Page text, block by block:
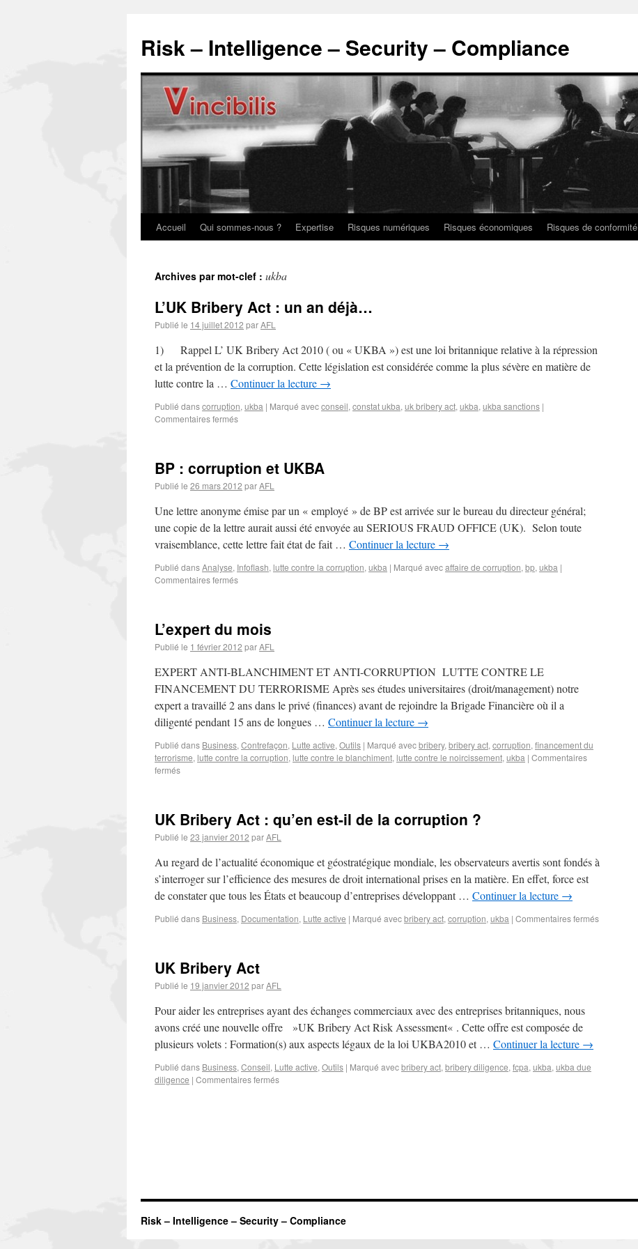
Risk – Intelligence – Security – Compliance
Accueil Qui sommes-nous ? Expertise Risques numériques Risques économiques Risques de conformité
Archives par mot-clef : ukba
L’UK Bribery Act : un an déjà…
Publié le 14 juillet 2012 parAFL
1) Rappel L’ UK Bribery Act 2010 ( ou « UKBA ») est une loi britannique relative à la répression
et la prévention de la corruption. Cette législation est considérée comme la plus sévère en matière de
lutte contre la … Continuer la lecture →
Publié danscorruption, ukba | Marqué avecconseil, constat ukba, uk bribery act, ukba, ukba sanctions |
Commentaires fermés
BP : corruption et UKBA
Publié le 26 mars 2012 parAFL
Une lettre anonyme émise par un « employé » de BP est arrivée sur le bureau du directeur général;
une copie de la lettre aurait aussi été envoyée au SERIOUS FRAUD OFFICE (UK). Selon toute
vraisemblance, cette lettre fait état de fait … Continuer la lecture →
Publié dansAnalyse, Infoflash, lutte contre la corruption, ukba | Marqué avecaffaire de corruption, bp, ukba |
Commentaires fermés
L’expert du mois
Publié le 1 février 2012 parAFL
EXPERT ANTI-BLANCHIMENT ET ANTI-CORRUPTION LUTTE CONTRE LE
FINANCEMENT DU TERRORISME Après ses études universitaires (droit/management) notre
expert a travaillé 2 ans dans le privé (finances) avant de rejoindre la Brigade Financière où il a
diligenté pendant 15 ans de longues … Continuer la lecture →
Publié dans Business, Contrefaçon, Lutte active, Outils | Marqué avecbribery, bribery act, corruption, financement du
terrorisme, lutte contre la corruption, lutte contre le blanchiment, lutte contre le noircissement, ukba | Commentaires
fermés
UK Bribery Act : qu’en est-il de la corruption ?
Publié le 23 janvier 2012 parAFL
Au regard de l’actualité économique et géostratégique mondiale, les observateurs avertis sont fondés à
s’interroger sur l’efficience des mesures de droit international prises en la matière. En effet, force est
de constater que tous les États et beaucoup d’entreprises développant … Continuer la lecture →
Publié dans Business, Documentation, Lutte active | Marqué avecbribery act, corruption, ukba | Commentaires fermés
UK Bribery Act
Publié le 19 janvier 2012 parAFL
Pour aider les entreprises ayant des échanges commerciaux avec des entreprises britanniques, nous
avons créé une nouvelle offre »UK Bribery Act Risk Assessment« . Cette offre est composée de
plusieurs volets : Formation(s) aux aspects légaux de la loi UKBA2010 et … Continuer la lecture →
Publié dans Business, Conseil, Lutte active, Outils | Marqué avecbribery act, bribery diligence, fcpa, ukba, ukba due
diligence | Commentaires fermés
Risk – Intelligence – Security – Compliance